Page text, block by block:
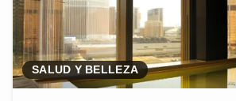
SALUD Y BELLEZA